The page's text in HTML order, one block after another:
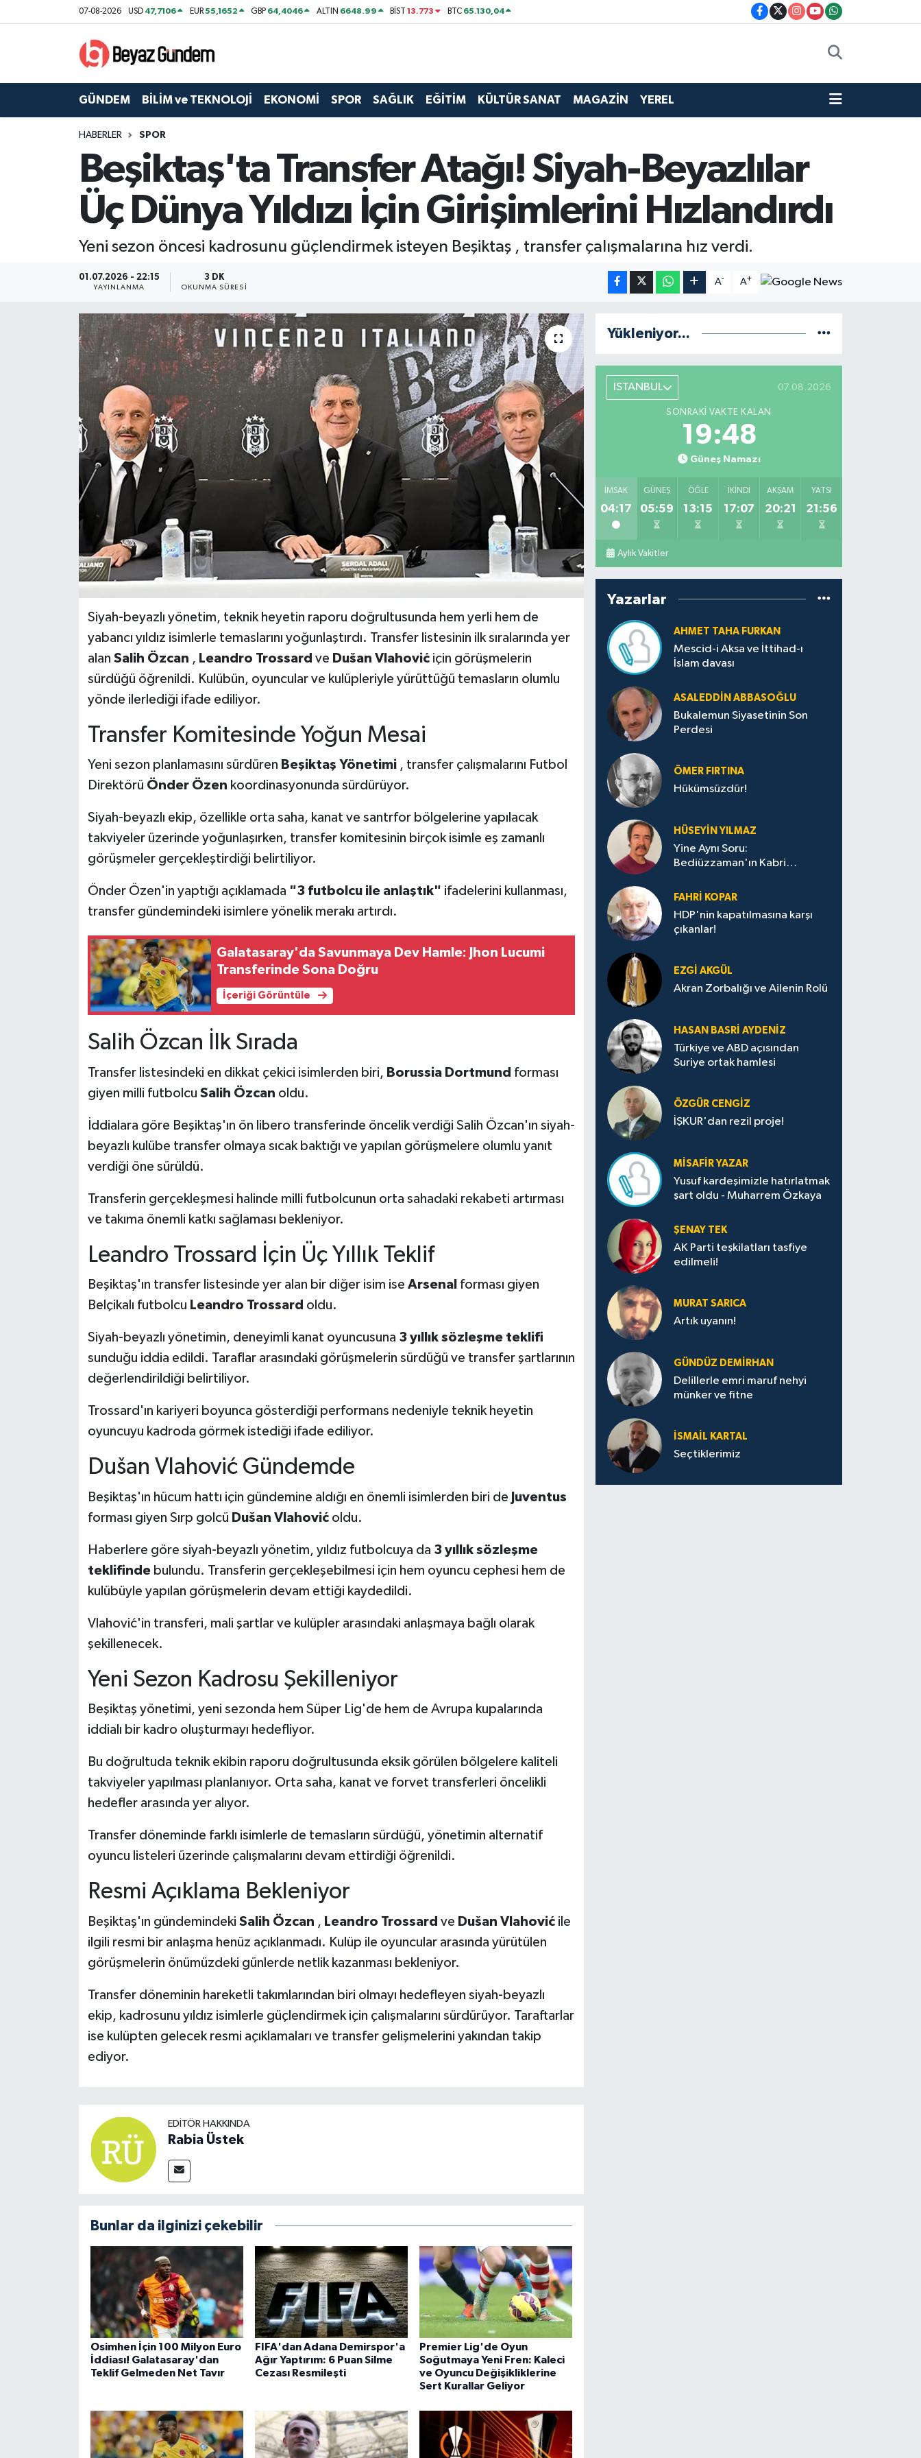
07-08-2026 USD 47,7106 EUR55,1652 GBP 64,4046 ALTIN 6648.99 BİST13.773 BTC 65.130,04
GÜNDEM BİLİM ve TEKNOLOJİ EKONOMİ SPOR SAĞLIK EĞİTİM KÜLTÜR SANAT MAGAZİN YEREL
HABERLER SPOR
Beşiktaş'ta Transfer Atağı! Siyah-Beyazlılar
Üç Dünya Yıldızı İçin Girişimlerini Hızlandırdı
Yeni sezon öncesi kadrosunu güçlendirmek isteyen Beşiktaş , transfer çalışmalarına hız verdi.
01.07.2026 - 22:15
YAYINLANMA
3 DK
OKUNMA SÜRESI
A- A+
Siyah-beyazlı yönetim, teknik heyetin raporu doğrultusunda hem yerli hem de
yabancı yıldız isimlerle temaslarını yoğunlaştırdı. Transfer listesinin ilk sıralarında yer
alan Salih Özcan , Leandro Trossard ve Dušan Vlahovićiçin görüşmelerin
sürdüğü öğrenildi. Kulübün, oyuncular ve kulüpleriyle yürüttüğü temasların olumlu
yönde ilerlediği ifade ediliyor.
Transfer Komitesinde Yoğun Mesai
Yeni sezon planlamasını sürdüren Beşiktaş Yönetimi, transfer çalışmalarını Futbol
Direktörü Önder Özen koordinasyonunda sürdürüyor.
Siyah-beyazlı ekip, özellikle orta saha, kanat ve santrfor bölgelerine yapılacak
takviyeler üzerinde yoğunlaşırken, transfer komitesinin birçok isimle eş zamanlı
görüşmeler gerçekleştirdiği belirtiliyor.
Önder Özen'in yaptığı açıklamada "3 futbolcu ile anlaştık" ifadelerini kullanması,
transfer gündemindeki isimlere yönelik merakı artırdı.
Galatasaray'da Savunmaya Dev Hamle: Jhon Lucumi
Transferinde Sona Doğru
İçeriği Görüntüle
Salih Özcan İlk Sırada
Transfer listesindeki en dikkat çekici isimlerden biri, Borussia Dortmund forması
giyen milli futbolcu Salih Özcan oldu.
İddialara göre Beşiktaş'ın ön libero transferinde öncelik verdiği Salih Özcan'ın siyah-
beyazlı kulübe transfer olmaya sıcak baktığı ve yapılan görüşmelere olumlu yanıt
verdiği öne sürüldü.
Transferin gerçekleşmesi halinde milli futbolcunun orta sahadaki rekabeti artırması
ve takıma önemli katkı sağlaması bekleniyor.
Leandro Trossard İçin Üç Yıllık Teklif
Beşiktaş'ın transfer listesinde yer alan bir diğer isim ise Arsenal forması giyen
Belçikalı futbolcu Leandro Trossard oldu.
Siyah-beyazlı yönetimin, deneyimli kanat oyuncusuna 3 yıllık sözleşme teklifi
sunduğu iddia edildi. Taraflar arasındaki görüşmelerin sürdüğü ve transfer şartlarının
değerlendirildiği belirtiliyor.
Trossard'ın kariyeri boyunca gösterdiği performans nedeniyle teknik heyetin
oyuncuyu kadroda görmek istediği ifade ediliyor.
Dušan Vlahović Gündemde
Beşiktaş'ın hücum hattı için gündemine aldığı en önemli isimlerden biri de Juventus
forması giyen Sırp golcü Dušan Vlahovićoldu.
Haberlere göre siyah-beyazlı yönetim, yıldız futbolcuya da 3 yıllık sözleşme
teklifindebulundu. Transferin gerçekleşebilmesi için hem oyuncu cephesi hem de
kulübüyle yapılan görüşmelerin devam ettiği kaydedildi.
Vlahović'in transferi, mali şartlar ve kulüpler arasındaki anlaşmaya bağlı olarak
şekillenecek.
Yeni Sezon Kadrosu Şekilleniyor
Beşiktaş yönetimi, yeni sezonda hem Süper Lig'de hem de Avrupa kupalarında
iddialı bir kadro oluşturmayı hedefliyor.
Bu doğrultuda teknik ekibin raporu doğrultusunda eksik görülen bölgelere kaliteli
takviyeler yapılması planlanıyor. Orta saha, kanat ve forvet transferleri öncelikli
hedefler arasında yer alıyor.
Transfer döneminde farklı isimlerle de temasların sürdüğü, yönetimin alternatif
oyuncu listeleri üzerinde çalışmalarını devam ettirdiği öğrenildi.
Resmi Açıklama Bekleniyor
Beşiktaş'ın gündemindeki Salih Özcan , Leandro Trossard ve Dušan Vlahovićile
ilgili resmi bir anlaşma henüz açıklanmadı. Kulüp ile oyuncular arasında yürütülen
görüşmelerin önümüzdeki günlerde netlik kazanması bekleniyor.
Transfer döneminin hareketli takımlarından biri olmayı hedefleyen siyah-beyazlı
ekip, kadrosunu yıldız isimlerle güçlendirmek için çalışmalarını sürdürüyor. Taraftarlar
ise kulüpten gelecek resmi açıklamaları ve transfer gelişmelerini yakından takip
ediyor.
EDITÖR HAKKINDA
Rabia Üstek
Bunlar da ilginizi çekebilir
Osimhen İçin 100 Milyon Euro
İddiası! Galatasaray'dan
Teklif Gelmeden Net Tavır
FIFA'dan Adana Demirspor'a
Ağır Yaptırım: 6 Puan Silme
Cezası Resmileşti
Premier Lig'de Oyun
Soğutmaya Yeni Fren: Kaleci
ve Oyuncu Değişikliklerine
Sert Kurallar Geliyor
Yükleniyor...
İSTANBUL 07.08.2026
SONRAKI VAKTE KALAN
19:47
Güneş Namazı
İMSAK
04:17
GÜNEŞ
05:59
ÖĞLE
13:15
İKINDI
17:07
AKŞAM
20:21
YATSI
21:56
Aylık Vakitler
Yazarlar
AHMET TAHA FURKAN
Mescid-i Aksa ve İttihad-ı
İslam davası
ASALEDDIN ABBASOĞLU
Bukalemun Siyasetinin Son
Perdesi
ÖMER FIRTINA
Hükümsüzdür!
HÜSEYIN YILMAZ
Yine Aynı Soru:
Bediüzzaman'ın Kabri
FAHRI KOPAR
HDP'nin kapatılmasına karşı
çıkanlar!
EZGI AKGÜL
Akran Zorbalığı ve Ailenin Rolü
HASAN BASRI AYDENIZ
Türkiye ve ABD açısından
Suriye ortak hamlesi
ÖZGÜR CENGIZ
İŞKUR'dan rezil proje!
MISAFIR YAZAR
Yusuf kardeşimizle hatırlatmak
şart oldu - Muharrem Özkaya
ŞENAY TEK
AK Parti teşkilatları tasfiye
edilmeli!
MURAT SARICA
Artık uyanın!
GÜNDÜZ DEMIRHAN
Delillerle emri maruf nehyi
münker ve fitne
İSMAIL KARTAL
Seçtiklerimiz
GÜNDEM
BİLİM ve TEKNOLOJİ
Hava Durumu
Trafik Durumu
Tüm Manşetler
Son Dakika Haberleri
Haber Arşivi